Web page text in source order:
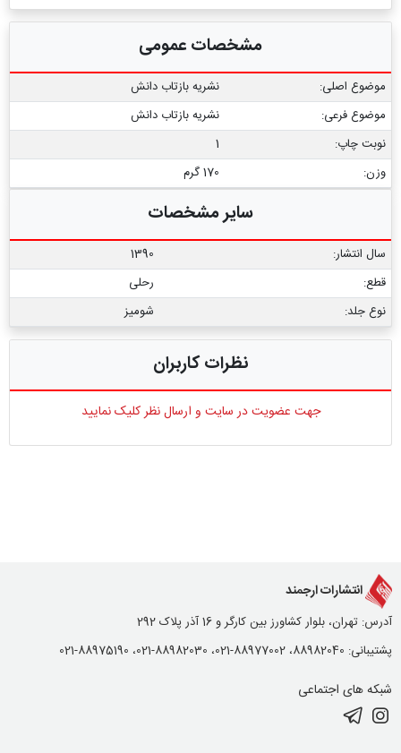
مشخصات عمومی
موضوع اصلی:
نشریه بازتاب دانش
موضوع فرعی:
نشریه بازتاب دانش
نوبت چاپ:
1
وزن:
170 گرم
سایر مشخصات
سال انتشار:
1390
قطع:
رحلی
نوع جلد:
شومیز
نظرات کاربران
جهت عضویت در سایت و ارسال نظر کلیک نمایید
انتشارات ارجمند
آدرس: تهران، بلوار کشاورز بین کارگر و 16 آذر پلاک 292
پشتیبانی: 88982040، 88977002-021، 88982030-021، 88975190-021
شبکه های اجتماعی